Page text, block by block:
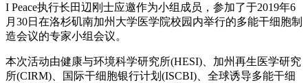
I Peace执行长田辺刚士应邀作为小组成员，参加了于2019年6
月30日在洛杉矶南加州大学医学院校园内举行的多能干细胞制
造会议的专家小组会议。
本次活动由健康与环境科学研究所(HESI)、加州再生医学研究
所(CIRM)、国际干细胞银行计划(ISCBI)、全球诱导多能干细